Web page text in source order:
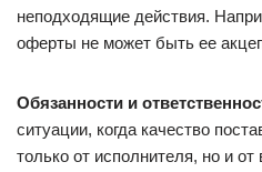
неподходящие действия.
оферты не может быть ее
Обязанности и
ситуации, когда качество
только от исполнителя, но и